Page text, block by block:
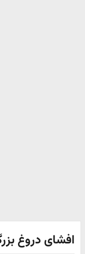
افشای دروغ